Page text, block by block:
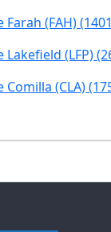
(FAH)
(LFP)
(CLA)